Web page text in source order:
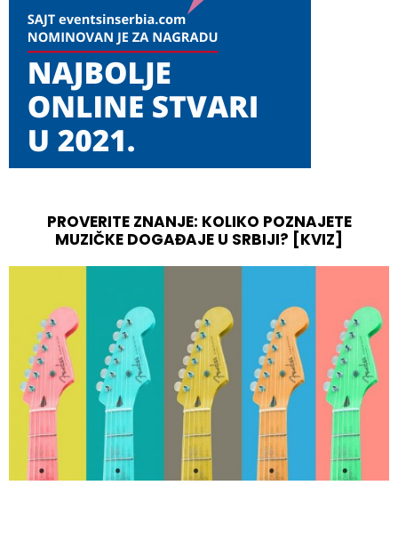
PROVERITE ZNANJE: KOLIKO POZNAJETE
MUZIČKE DOGAĐAJE U SRBIJI? [KVIZ]